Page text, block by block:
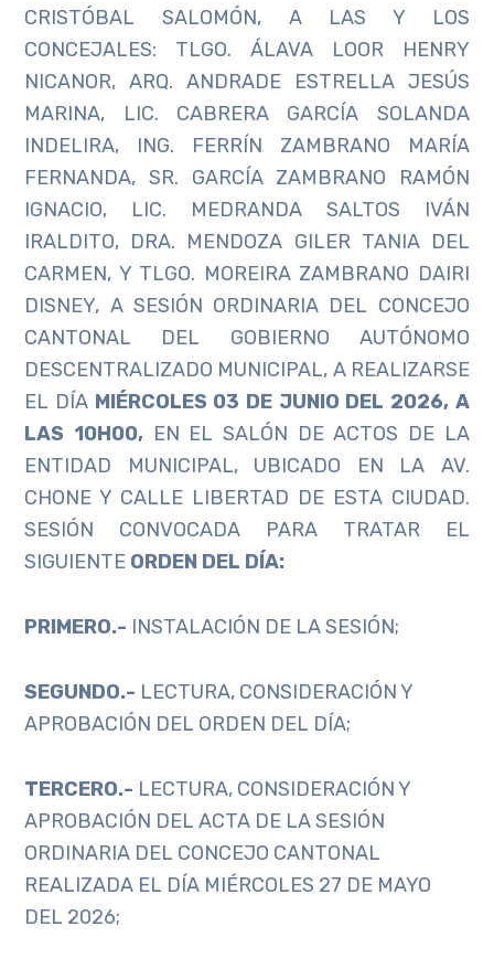
CRISTÓBAL SALOMÓN, A LAS Y LOS
CONCEJALES: TLGO. ÁLAVA LOOR HENRY
NICANOR, ARQ. ANDRADE ESTRELLA JESÚS
MARINA, LIC. CABRERA GARCÍA SOLANDA
INDELIRA, ING. FERRÍN ZAMBRANO MARÍA
FERNANDA, SR. GARCÍA ZAMBRANO RAMÓN
IGNACIO, LIC. MEDRANDA SALTOS IVÁN
IRALDITO, DRA. MENDOZA GILER TANIA DEL
CARMEN, Y TLGO. MOREIRA ZAMBRANO DAIRI
DISNEY, A SESIÓN ORDINARIA DEL CONCEJO
CANTONAL DEL GOBIERNO AUTÓNOMO
DESCENTRALIZADO MUNICIPAL, A REALIZARSE
EL DÍA MIÉRCOLES 03 DE JUNIO DEL 2026, A
LAS 10H00, EN EL SALÓN DE ACTOS DE LA
ENTIDAD MUNICIPAL, UBICADO EN LA AV.
CHONE Y CALLE LIBERTAD DE ESTA CIUDAD.
SESIÓN CONVOCADA PARA TRATAR EL
SIGUIENTE ORDEN DEL DÍA:
PRIMERO.- INSTALACIÓN DE LA SESIÓN;
SEGUNDO.- LECTURA, CONSIDERACIÓN Y
APROBACIÓN DEL ORDEN DEL DÍA;
TERCERO.- LECTURA, CONSIDERACIÓN Y
APROBACIÓN DEL ACTA DE LA SESIÓN
ORDINARIA DEL CONCEJO CANTONAL
REALIZADA EL DÍA MIÉRCOLES 27 DE MAYO
DEL 2026;